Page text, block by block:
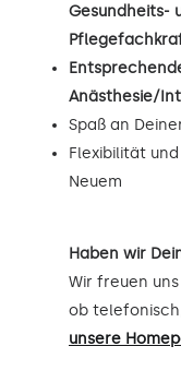
Gesundheits-
Anästhesie/
Spaß an
Flexibilität
Neuem
Haben wir
Wir freuen
ob
unsere